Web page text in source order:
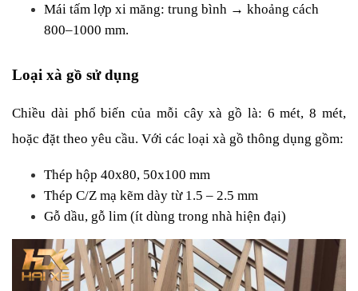
Mái tấm lợp xi măng: trung bình → khoảng cách
800–1000 mm.
Loại xà gồ sử dụng
Chiều dài phổ biến của mỗi cây xà gồ là: 6 mét, 8 mét,
hoặc đặt theo yêu cầu. Với các loại xà gồ thông dụng gồm:
Thép hộp 40x80, 50x100 mm
Thép C/Z mạ kẽm dày từ 1.5 – 2.5 mm
Gỗ dầu, gỗ lim (ít dùng trong nhà hiện đại)